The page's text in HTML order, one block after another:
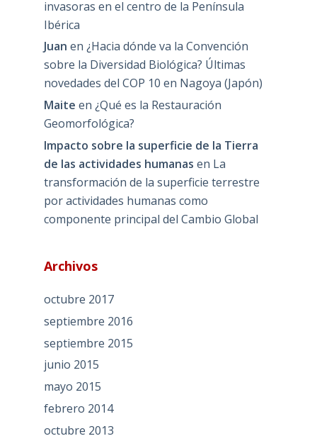
invasoras en el centro de la Península
Ibérica
Juan en ¿Hacia dónde va la Convención
sobre la Diversidad Biológica? Últimas
novedades del COP 10 en Nagoya (Japón)
Maite en ¿Qué es la Restauración
Geomorfológica?
Impacto sobre la superficie de la Tierra
de las actividades humanas en La
transformación de la superficie terrestre
por actividades humanas como
componente principal del Cambio Global
Archivos
octubre 2017
septiembre 2016
septiembre 2015
junio 2015
mayo 2015
febrero 2014
octubre 2013